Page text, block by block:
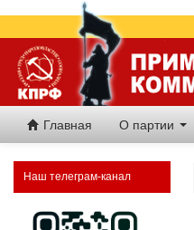
Главная О партии
Наш телеграм-канал